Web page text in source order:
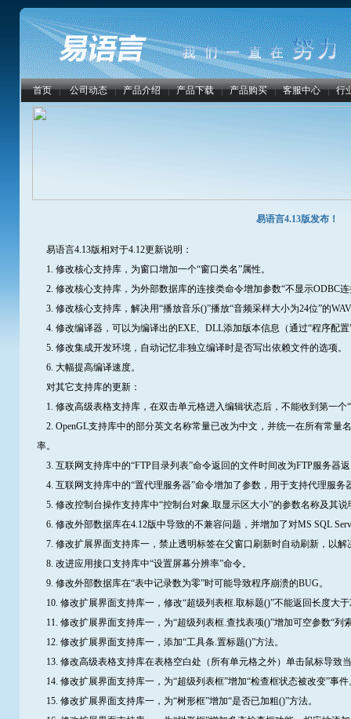
首页 | 公司动态 | 产品介绍 | 产品下载 | 产品购买 | 客服中心 | 行
易语言4.13版发布！
易语言4.13版相对于4.12更新说明：
1. 修改核心支持库，为窗口增加一个“窗口类名”属性。
2. 修改核心支持库，为外部数据库的连接类命令增加参数“不显示ODBC连
3. 修改核心支持库，解决用“播放音乐()”播放“音频采样大小为24位”的
4. 修改编译器，可以为编译出的EXE、DLL添加版本信息（通过“程序配置
5. 修改集成开发环境，自动记忆非独立编译时是否写出依赖文件的选项。
6. 大幅提高编译速度。
对其它支持库的更新：
1. 修改高级表格支持库，在双击单元格进入编辑状态后，不能收到第一个
2. OpenGL支持库中的部分英文名称常量已改为中文，并统一在所有常量
率。
3. 互联网支持库中的“FTP目录列表”命令返回的文件时间改为FTP服务器
4. 互联网支持库中的“置代理服务器”命令增加了参数，用于支持代理服务
5. 修改控制台操作支持库中“控制台对象.取显示区大小”的参数名称及其说
6. 修改外部数据库在4.12版中导致的不兼容问题，并增加了对MS SQL
7. 修改扩展界面支持库一，禁止透明标签在父窗口刷新时自动刷新，以解
8. 改进应用接口支持库中“设置屏幕分辨率”命令。
9. 修改外部数据库在“表中记录数为零”时可能导致程序崩溃的BUG。
10. 修改扩展界面支持库一，修改“超级列表框.取标题()”不能返回长度大
11. 修改扩展界面支持库一，为“超级列表框.查找表项()”增加可空参数“列
12. 修改扩展界面支持库一，添加“工具条.置标题()”方法。
13. 修改高级表格支持库在表格空白处（所有单元格之外）单击鼠标导致
14. 修改扩展界面支持库一，为“超级列表框”增加“检查框状态被改变”事件
15. 修改扩展界面支持库一，为“树形框”增加“是否已加粗()”方法。